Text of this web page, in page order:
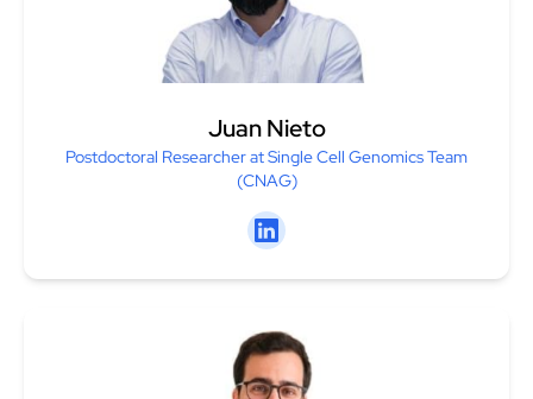
Juan Nieto
Postdoctoral Researcher at Single Cell Genomics Team
(CNAG)
Linkedin